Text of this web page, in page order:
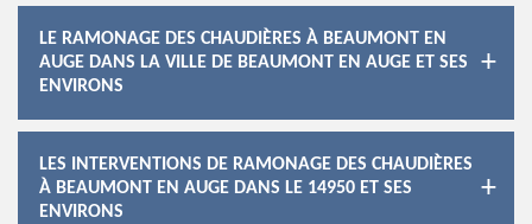
LE RAMONAGE DES CHAUDIÈRES À BEAUMONT EN
AUGE DANS LA VILLE DE BEAUMONT EN AUGE ET SES
ENVIRONS
LES INTERVENTIONS DE RAMONAGE DES CHAUDIÈRES
À BEAUMONT EN AUGE DANS LE 14950 ET SES
ENVIRONS